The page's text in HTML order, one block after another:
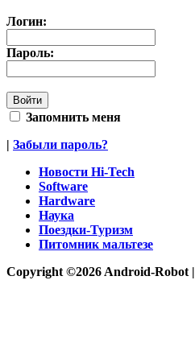
Логин:
Пароль:
Запомнить меня
| Забыли пароль?
Новости Hi-Tech
Software
Hardware
Наука
Поездки-Туризм
Питомник мальтезе
Copyright ©2026 Android-Robot |